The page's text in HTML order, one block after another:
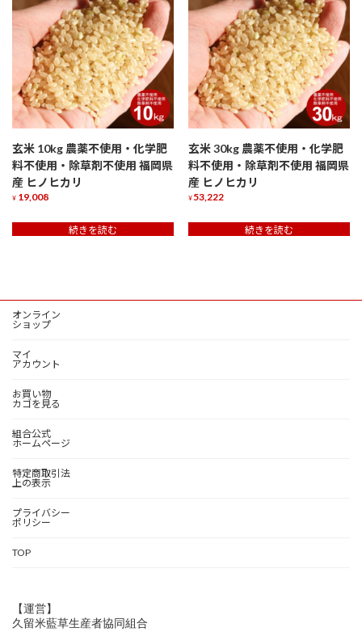
玄米 10kg 農薬不使用・化学肥
料不使用・除草剤不使用 福岡県
産 ヒノヒカリ
¥ 19,008
続きを読む
玄米 30kg 農薬不使用・化学肥
料不使用・除草剤不使用 福岡県
産 ヒノヒカリ
¥ 53,222
続きを読む
オンライン
ショップ
マイ
アカウント
お買い物
カゴを見る
組合公式
ホームページ
特定商取引法
上の表示
プライバシー
ポリシー
TOP
【運営】
久留米藍草生産者協同組合